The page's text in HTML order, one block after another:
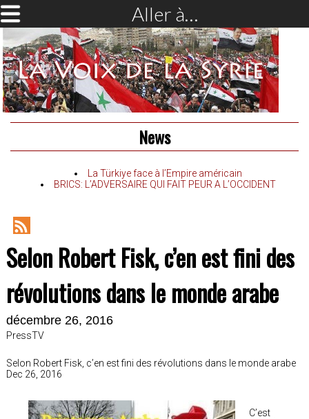
Aller à…
News
La Türkiye face à l’Empire américain
BRICS: L’ADVERSAIRE QUI FAIT PEUR A L’OCCIDENT
RSS
Feed
Selon Robert Fisk, c’en est fini des
révolutions dans le monde arabe
décembre 26, 2016
PressTV
Selon Robert Fisk, c’en est fini des révolutions dans le monde arabe
Dec 26, 2016
C’est